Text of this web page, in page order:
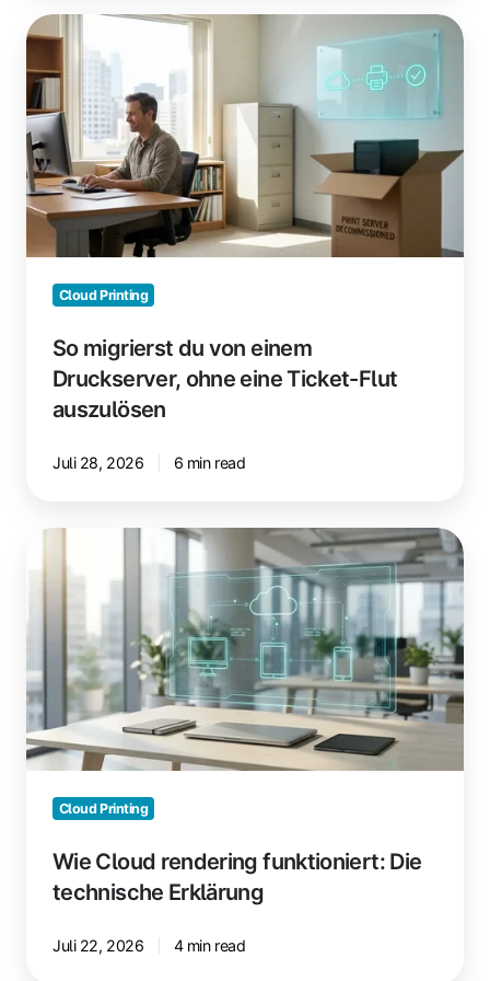
So
du
von
einem
Druckserver,
ohne
eine
Flut
auszulösen
Cloud Printing
So migrierst du von einem
Druckserver, ohne eine Ticket-Flut
auszulösen
Juli 28, 2026 6 min read
Cloud
rendering
funktioniert:
technische
Erklärung
Cloud Printing
Wie Cloud rendering funktioniert: Die
technische Erklärung
Juli 22, 2026 4 min read